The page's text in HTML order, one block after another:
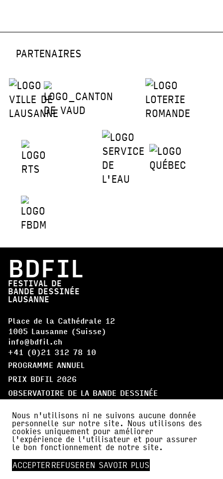
PARTENAIRES
BDFIL
FESTIVAL DE
BANDE DESSINÉE
LAUSANNE
Place de la Cathédrale 12
1005 Lausanne (Suisse)
info@bdfil.ch
+41 (0)21 312 78 10
PROGRAMME ANNUEL
PRIX BDFIL 2026
OBSERVATOIRE DE LA BANDE DESSINÉE
LE FESTIVAL
ARTISTES
LE QUÉBEC, PAYS INVITÉ
PARTICIPER
Nous n'utilisons ni ne suivons aucune donnée
personnelle sur notre site. Nous utilisons des
cookies uniquement pour améliorer
l'expérience de l'utilisateur et pour assurer
le bon fonctionnement de notre site.
ACCEPTERREFUSEREN SAVOIR PLUS